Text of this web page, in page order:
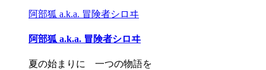
阿部狐 a.k.a. 冒険者シロヰ
阿部狐 a.k.a. 冒険者シロヰ
夏の始まりに 一つの物語を